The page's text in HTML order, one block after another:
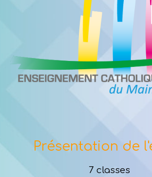
Présentation de
7 classes